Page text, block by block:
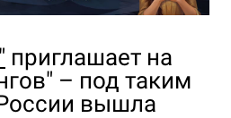
приглашает на
– под таким
вышла